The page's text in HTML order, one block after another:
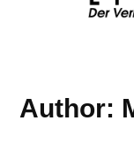
Author: